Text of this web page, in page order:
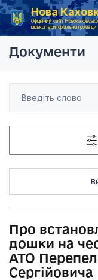
Нова
Офіційний сайт Новокаховської
міської територіальної громади
Головна
Документи
Про
дошки на
АТО
Сергійовича